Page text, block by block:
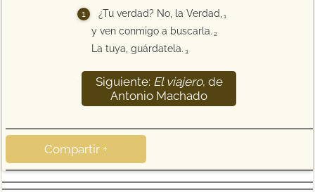
¿Tu verdad? No, la Verdad, 1
y ven conmigo a buscarla. 2
La tuya, guárdatela. 3
Siguiente: El viajero, de
Antonio Machado
Compartir +